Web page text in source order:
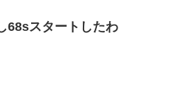
68sスタートしたわ